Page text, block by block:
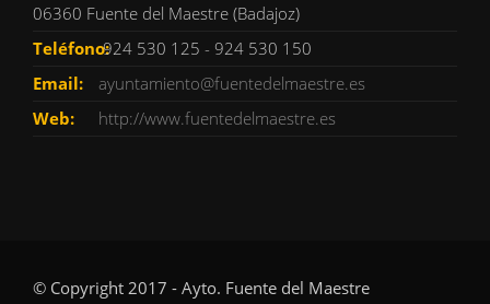
06360 Fuente del Maestre (Badajoz)
Teléfono:924 530 125 - 924 530 150
Email:
ayuntamiento@fuentedelmaestre.es
Web:
http://www.fuentedelmaestre.es
© Copyright 2017 - Ayto. Fuente del Maestre